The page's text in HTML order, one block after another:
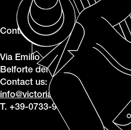
Contatti
Via Emilio Betti, 1, 62020
Belforte del Chienti MC
Contact us:
info@victoriaarduino.com
T. +39-0733-950243